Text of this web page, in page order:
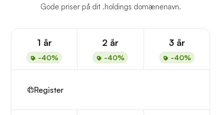
Gode priser på dit .holdings domænenavn.
1 år
-40%
2 år
-40%
3 år
-40%
Register